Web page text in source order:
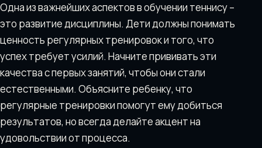
Одна из важнейших аспектов в обучении теннису –
это развитие дисциплины. Дети должны понимать
ценность регулярных тренировок и того, что
успех требует усилий. Начните прививать эти
качества с первых занятий, чтобы они стали
естественными. Объясните ребенку, что
регулярные тренировки помогут ему добиться
результатов, но всегда делайте акцент на
удовольствии от процесса.